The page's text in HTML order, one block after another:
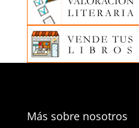
Más sobre nosotros